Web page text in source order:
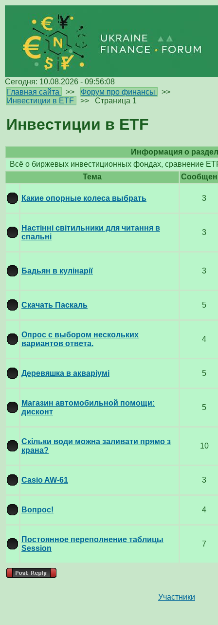
Сегодня: 10.08.2026 - 09:56:08
Главная сайта
>> Форум про финансы
>>
Инвестиции в ETF
>> Страница 1
Инвестиции в ETF
Информация о
Всё о биржевых инвестиционных фондах, сравнение
Тема
Какие опорные колеса выбрать 3
Настінні світильники для читання в
спальні
3
Бадьян в кулінарії 3
Скачать Паскаль 5
Опрос с выбором нескольких
вариантов ответа.
4
Деревяшка в акваріумі 5
Магазин автомобильной помощи:
дисконт
5
Скільки води можна заливати прямо з
крана?
10
Casio AW-61 3
Вопрос! 4
Постоянное переполнение таблицы
Session
7
Участники